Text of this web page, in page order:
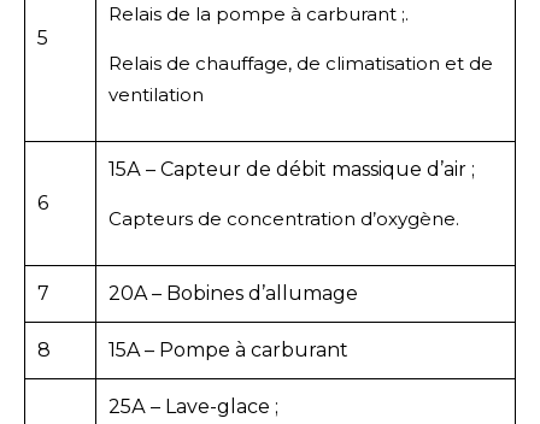
5
Relais de la pompe à carburant ;.
Relais de chauffage, de climatisation et de
ventilation
6
15А – Capteur de débit massique d’air ;
Capteurs de concentration d’oxygène.
7 20A – Bobines d’allumage
8 15A – Pompe à carburant
25А – Lave-glace ;